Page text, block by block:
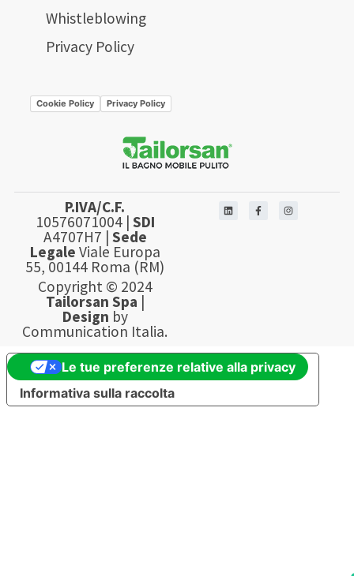
Whistleblowing
Privacy Policy
Cookie Policy Privacy Policy
P.IVA/C.F.
10576071004 | SDI
A4707H7 | Sede
Legale Viale Europa
55, 00144 Roma (RM)
Copyright © 2024
Tailorsan Spa |
Design by
Communication Italia.
Informativa sulla raccolta
Le tue preferenze relative alla privacy